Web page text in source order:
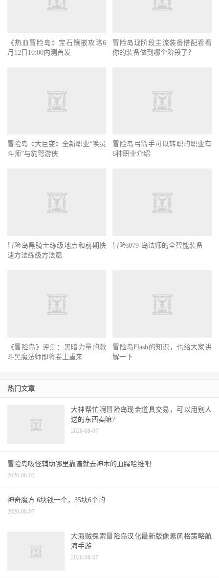
《热血冒险岛》宝石镶嵌攻略6
月12日10:00内测首发
你的装备做到哪个阶段了？
斗师”与豹弩游侠
冒险岛弓箭手可以转职的职业有
6种职业介绍
冒险岛黑骑士练级地点和前期快
速方法练级方法篇
冒险s079-岛法师的全智能装备
《冒险岛》评测：黑暗力量的激
斗黑魔法师即将卷土重来
冒险岛Flash的知识，也给大家讲
解一下
热门文章
大神帮忙啊冒险岛现金道具交易，可以用别人
送的东西卖嘛?
2026-08-07
冒险岛吸怪辅助哪里靠谱就去神木的血腥哈维吧
2026-08-07
神奇魔方:6块钱一个，35块6个的
2026-08-07
大海贼探索冒险岛汉化最新版像素风格策略航
海手游
2026-08-07